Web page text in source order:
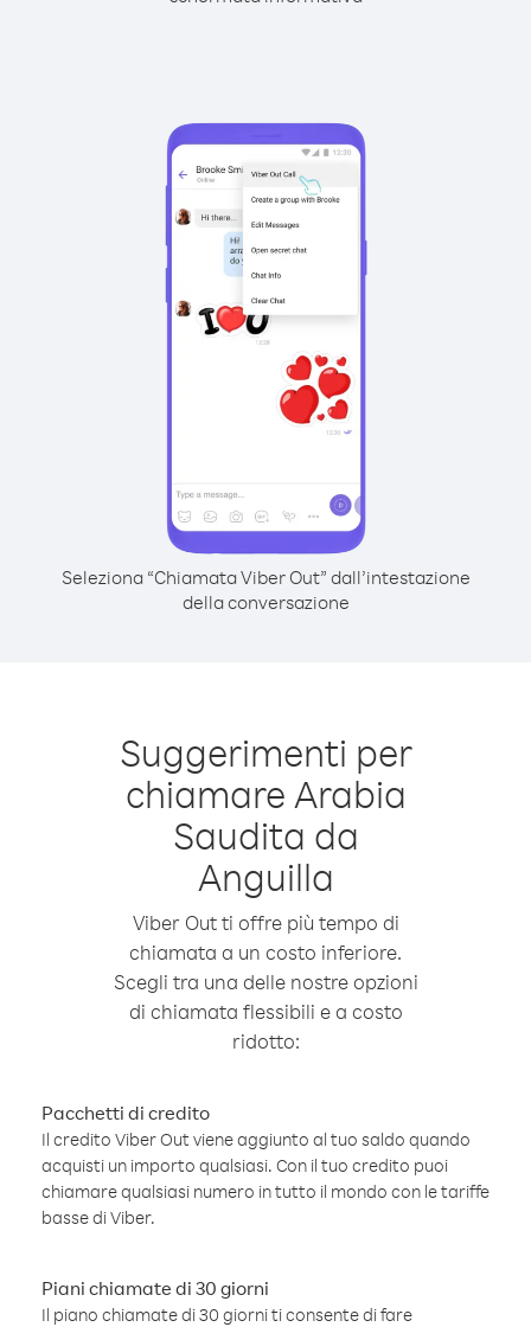
Seleziona “Chiamata Viber Out” dall’intestazione
della conversazione
Suggerimenti per
chiamare Arabia
Saudita da
Anguilla
Viber Out ti offre più tempo di
chiamata a un costo inferiore.
Scegli tra una delle nostre opzioni
di chiamata flessibili e a costo
ridotto:
Pacchetti di credito
Il credito Viber Out viene aggiunto al tuo saldo quando
acquisti un importo qualsiasi. Con il tuo credito puoi
chiamare qualsiasi numero in tutto il mondo con le tariffe
basse di Viber.
Piani chiamate di 30 giorni
Il piano chiamate di 30 giorni ti consente di fare